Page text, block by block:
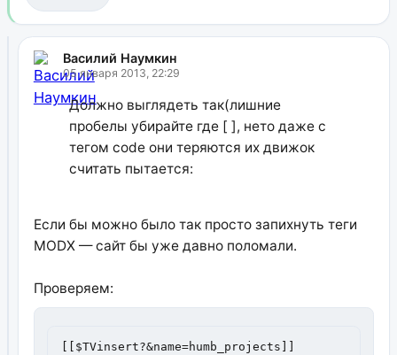
Василий Наумкин
05 января 2013, 22:29
Должно выглядеть так(лишние
пробелы убирайте где [ ], нето даже с
тегом code они теряются их движок
считать пытается:
Если бы можно было так просто запихнуть теги
MODX — сайт бы уже давно поломали.
Проверяем:
[[$TVinsert?&name=humb_projects]]